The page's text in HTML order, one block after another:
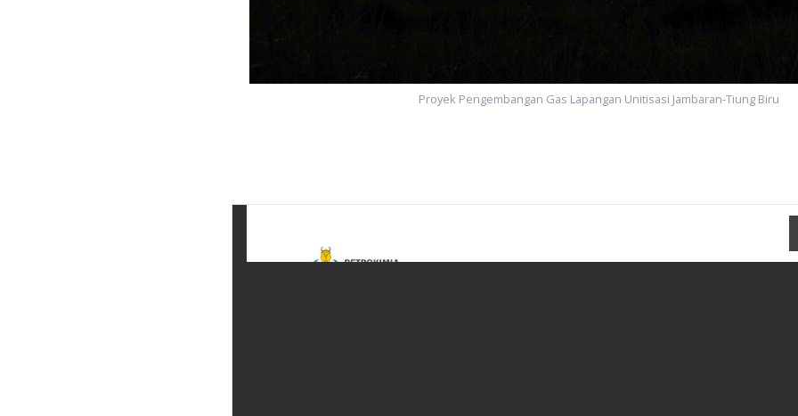
Proyek Pengembangan Gas Lapangan Unitisasi Jambaran-Tiung Biru